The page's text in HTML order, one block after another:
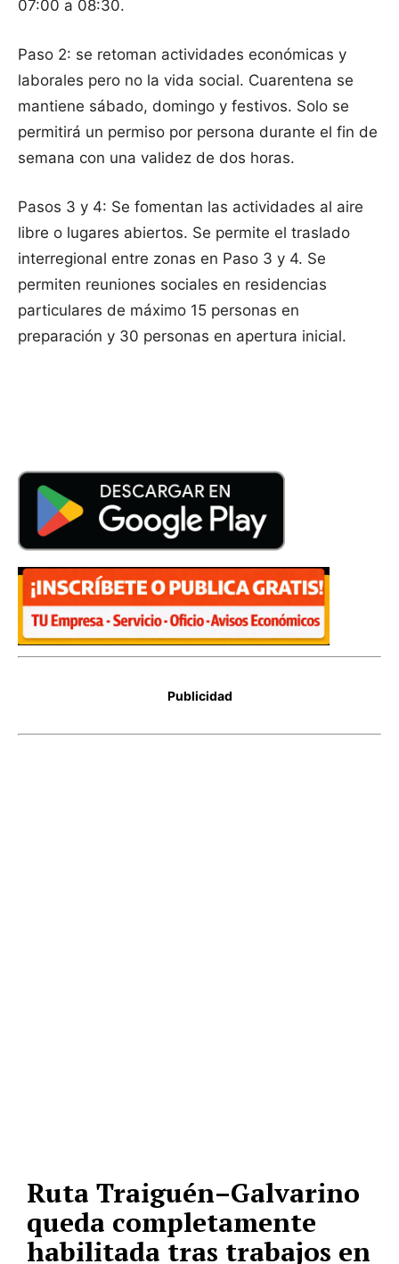
07:00 a 08:30.
Paso 2: se retoman actividades económicas y
laborales pero no la vida social. Cuarentena se
mantiene sábado, domingo y festivos. Solo se
permitirá un permiso por persona durante el fin de
semana con una validez de dos horas.
Pasos 3 y 4: Se fomentan las actividades al aire
libre o lugares abiertos. Se permite el traslado
interregional entre zonas en Paso 3 y 4. Se
permiten reuniones sociales en residencias
particulares de máximo 15 personas en
preparación y 30 personas en apertura inicial.
Publicidad